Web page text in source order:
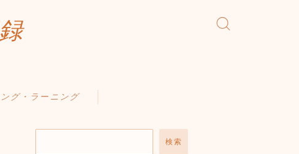
ング・ラーニング
検索